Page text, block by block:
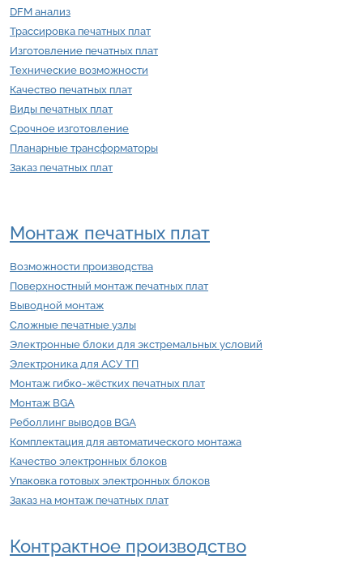
DFM анализ
Трассировка печатных плат
Изготовление печатных плат
Технические возможности
Качество печатных плат
Виды печатных плат
Срочное изготовление
Планарные трансформаторы
Заказ печатных плат
Монтаж печатных плат
Возможности производства
Поверхностный монтаж печатных плат
Выводной монтаж
Сложные печатные узлы
Электронные блоки для экстремальных условий
Электроника для АСУ ТП
Монтаж гибко-жёстких печатных плат
Монтаж BGA
Реболлинг выводов BGA
Комплектация для автоматического монтажа
Качество электронных блоков
Упаковка готовых электронных блоков
Заказ на монтаж печатных плат
Контрактное производство